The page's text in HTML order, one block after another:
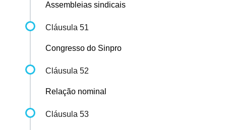
Assembleias sindicais
Cláusula 51
Congresso do Sinpro
Cláusula 52
Relação nominal
Cláusula 53